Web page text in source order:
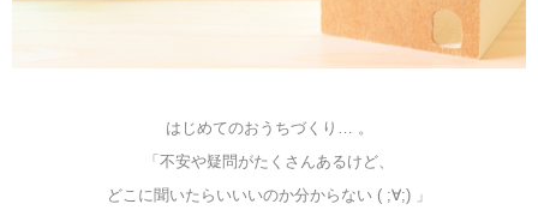
はじめてのおうちづくり… 。
「不安や疑問がたくさんあるけど、
どこに聞いたらいいいのか分からない ( ;∀;) 」